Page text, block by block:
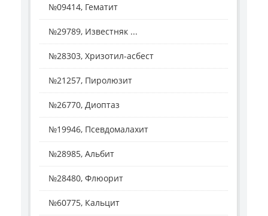
№09414, Гематит
№29789, Известняк ...
№28303, Хризотил-асбест
№21257, Пиролюзит
№26770, Диоптаз
№19946, Псевдомалахит
№28985, Альбит
№28480, Флюорит
№60775, Кальцит